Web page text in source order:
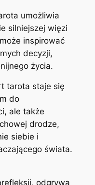
umożliwia
silniejszej więzi
inspirować
decyzji,
życia.
tarota staje się
do
ale także
drodze,
siebie i
świata.
odgrywa